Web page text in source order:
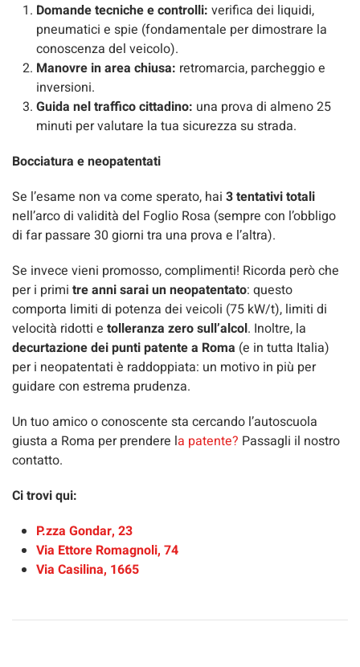
Domande tecniche e controlli: verifica dei liquidi,
pneumatici e spie (fondamentale per dimostrare la
conoscenza del veicolo).
Manovre in area chiusa: retromarcia, parcheggio e
inversioni.
Guida nel traffico cittadino: una prova di almeno 25
minuti per valutare la tua sicurezza su strada.
Bocciatura e neopatentati
Se l’esame non va come sperato, hai 3 tentativi totali
nell’arco di validità del Foglio Rosa (sempre con l’obbligo
di far passare 30 giorni tra una prova e l’altra).
Se invece vieni promosso, complimenti! Ricorda però che
per i primi tre anni sarai un neopatentato: questo
comporta limiti di potenza dei veicoli (75 kW/t), limiti di
velocità ridotti e tolleranza zero sull’alcol. Inoltre, la
decurtazione dei punti patente a Roma (e in tutta Italia)
per i neopatentati è raddoppiata: un motivo in più per
guidare con estrema prudenza.
Un tuo amico o conoscente sta cercando l’autoscuola
giusta a Roma per prendere la patente? Passagli il nostro
contatto.
Ci trovi qui:
P.zza Gondar, 23
Via Ettore Romagnoli, 74
Via Casilina, 1665